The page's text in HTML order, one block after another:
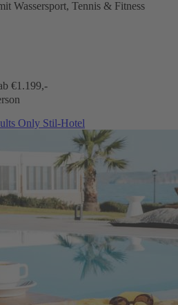
Wassersport, Tennis & Fitness
€1.199,-
Only Stil-Hotel